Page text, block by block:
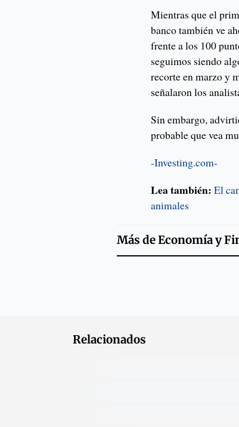
Mientras que el
banco también ve
frente a los 100
seguimos siendo
recorte en marzo y
señalaron los
Sin embargo,
probable que vea
-Investing.com-
Lea también: El
animales
Más deEconomía y
Relacionados